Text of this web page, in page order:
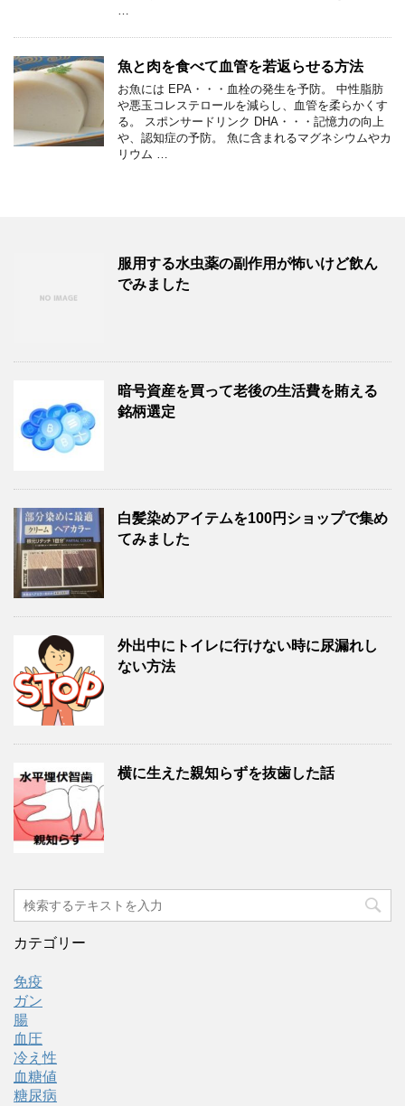
…
魚と肉を食べて血管を若返らせる方法
お魚には EPA・・・血栓の発生を予防。 中性脂肪
や悪玉コレステロールを減らし、血管を柔らかくす
る。 スポンサードリンク DHA・・・記憶力の向上
や、認知症の予防。 魚に含まれるマグネシウムやカ
リウム …
服用する水虫薬の副作用が怖いけど飲ん
でみました
暗号資産を買って老後の生活費を賄える
銘柄選定
白髪染めアイテムを100円ショップで集め
てみました
外出中にトイレに行けない時に尿漏れし
ない方法
横に生えた親知らずを抜歯した話
カテゴリー
免疫
ガン
腸
血圧
冷え性
血糖値
糖尿病